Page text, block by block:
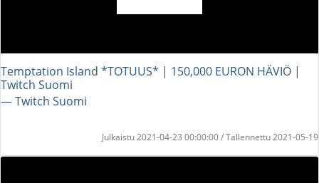
Temptation Island *TOTUUS* | 150,000 EURON HÄVIÖ |
Twitch Suomi
― Twitch Suomi
Julkaistu 2021-04-23 00:00:00 / Tallennettu 2021-05-19